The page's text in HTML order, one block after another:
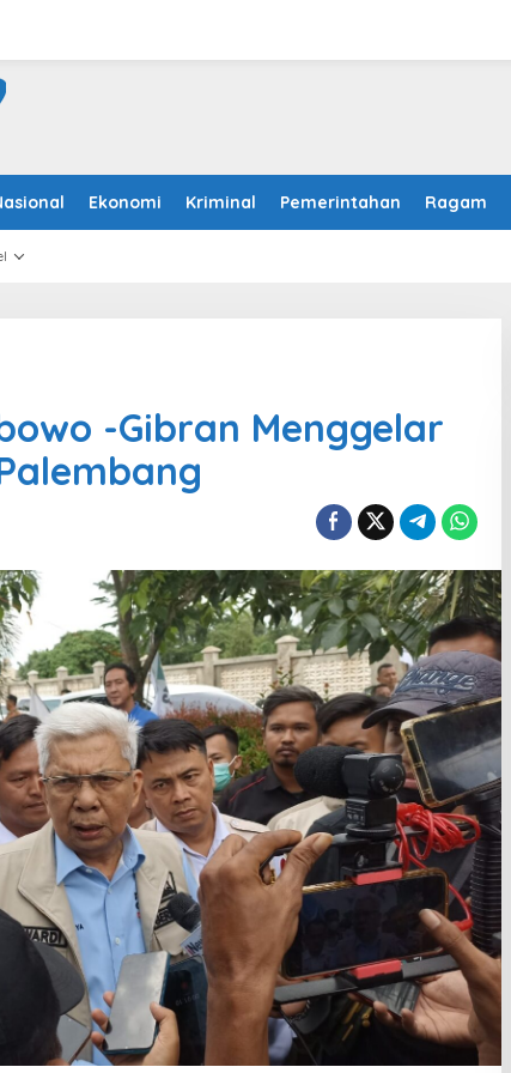
Ekonomi Kriminal Pemerintahan Ragam
-Gibran Menggelar